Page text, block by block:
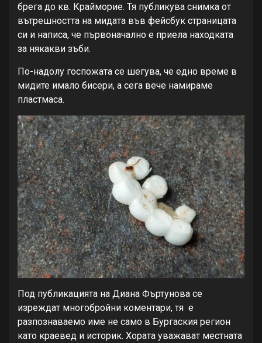
брега до кв. Крайморие. Тя публикува снимка от
вътрешността на мидата във фейсбук страницата
си и написа, че първоначално е приела находката
за някакви зъби.
По-надолу госпожата се шегува, че едно време в
мидите имало бисери, а сега вече намираме
пластмаса.
Под публикацията на Диана Фъртунова се
изреждат многобройни коментари, тя е
разпознаваемо име не само в Бургаския регион
като краевед и историк. Хората уважават местната